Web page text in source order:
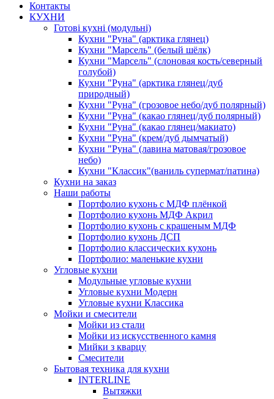
Контакты
КУХНИ
Готові кухні (модульні)
Кухни "Руна" (арктика глянец)
Кухни "Марсель" (белый шёлк)
Кухни "Марсель" (слоновая кость/северный
голубой)
Кухни "Руна" (арктика глянец/дуб
природный)
Кухни "Руна" (грозовое небо/дуб полярный)
Кухни "Руна" (какао глянец/дуб полярный)
Кухни "Руна" (какао глянец/макиато)
Кухни "Руна" (крем/дуб дымчатый)
Кухни "Руна" (лавина матовая/грозовое
небо)
Кухни "Классик"(ваниль супермат/патина)
Кухни на заказ
Наши работы
Портфолио кухонь с МДФ плёнкой
Портфолио кухонь МДФ Акрил
Портфолио кухонь с крашеным МДФ
Портфолио кухонь ДСП
Портфолио классических кухонь
Портфолио: маленькие кухни
Угловые кухни
Модульные угловые кухни
Угловые кухни Модерн
Угловые кухни Классика
Мойки и смесители
Мойки из стали
Мойки из искусственного камня
Мийки з кварцу
Смесители
Бытовая техника для кухни
INTERLINE
Вытяжки